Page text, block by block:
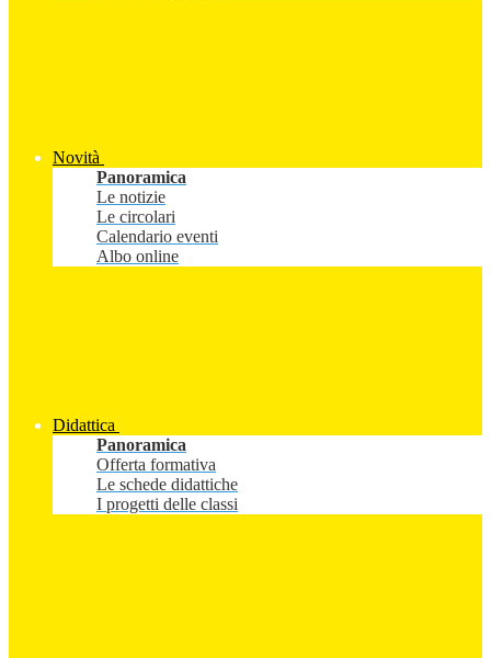
Novità
Panoramica
Le notizie
Le circolari
Calendario eventi
Albo online
Didattica
Panoramica
Offerta formativa
Le schede didattiche
I progetti delle classi